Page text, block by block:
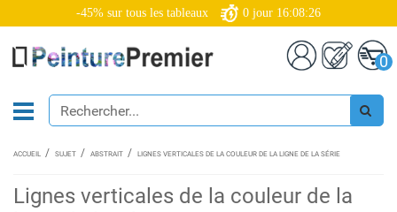
-45% sur tous les tableaux 0 jour 16:08:26
0
ACCUEIL SUJET ABSTRAIT LIGNES VERTICALES DE LA COULEUR DE LA LIGNE DE LA SÉRIE
Lignes verticales de la couleur de la